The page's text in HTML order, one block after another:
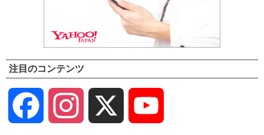
注目のコンテンツ
Facebook Instagram